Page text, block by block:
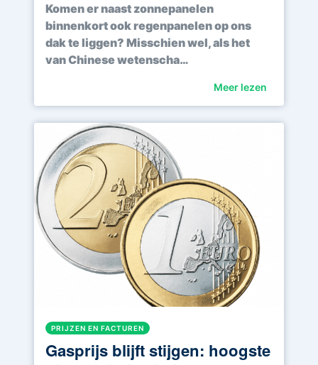
Komen er naast zonnepanelen
binnenkort ook regenpanelen op ons
dak te liggen? Misschien wel, als het
van Chinese wetenscha…
Meer lezen
PRIJZEN EN FACTUREN
Gasprijs blijft stijgen: hoogste